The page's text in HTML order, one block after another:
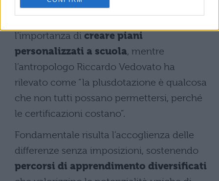
supportare gli sforzi delle famiglie”. La
l’importanza di creare piani
personalizzati a scuola, mentre
l’antropologo Riccardo Vedovato ha
rilevato come “la plusdotazione è qualcosa
che non tutti possano permettersi, perché
le certificazioni costano”.
Fondamentale risulta l’accoglienza delle
differenze senza imposizioni, sostenendo
percorsi di apprendimento diversificati